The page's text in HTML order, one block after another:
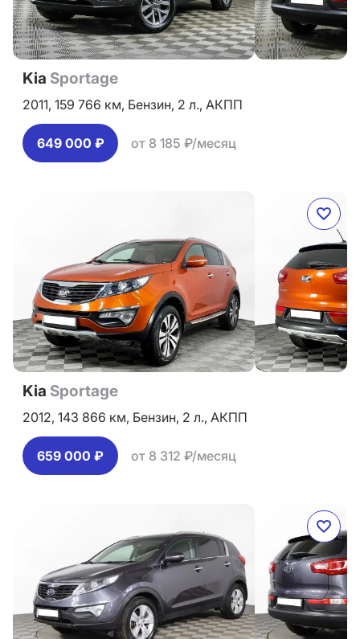
Kia Sportage
2011, 159 766 км, Бензин, 2 л., АКПП
649 000 ₽ от 8 185 ₽/месяц
Kia Sportage
2012, 143 866 км, Бензин, 2 л., АКПП
659 000 ₽ от 8 312 ₽/месяц